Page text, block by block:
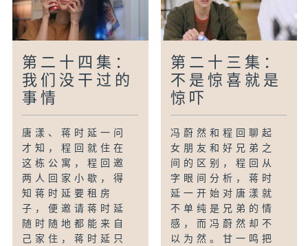
第二十四集：
我们没干过的
事情
唐漾、蒋时延一问
才知，程回就住在
这栋公寓，程回邀
两人回家小歇，得
知蒋时延要租房
子，便邀请蒋时延
随时随地都能来自
己家住，蒋时延只
第二十三集：
不是惊喜就是
惊吓
冯蔚然和程回聊起
女朋友和好兄弟之
间的区别，程回从
字眼间分析，蒋时
延一开始对唐漾就
不单纯是兄弟的情
感，而冯蔚然却不
以为然。甘一鸣把